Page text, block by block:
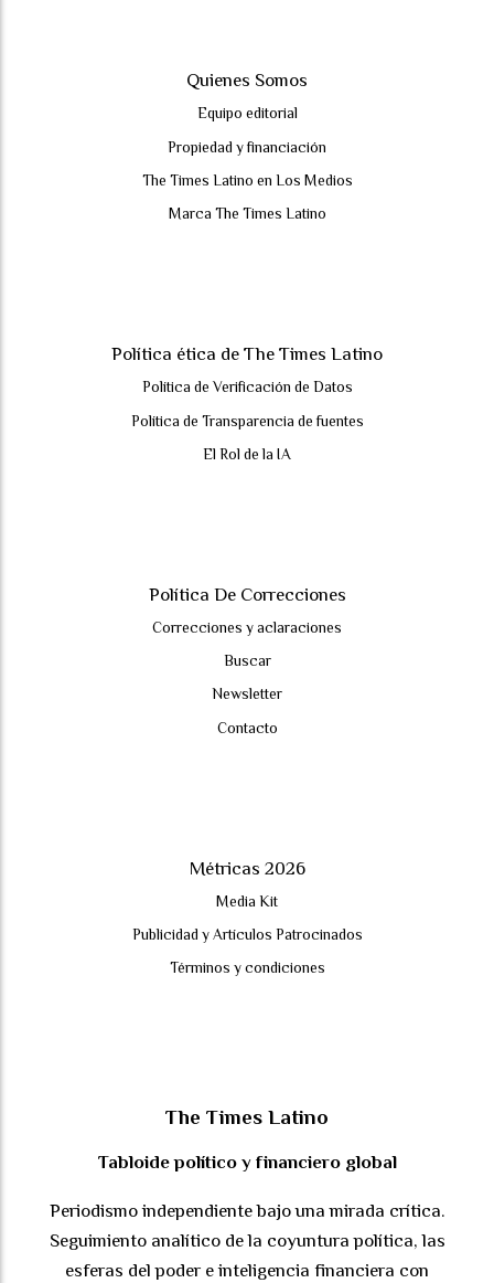
Quienes Somos
Equipo editorial
Propiedad y financiación
The Times Latino en Los Medios
Marca The Times Latino
Política ética de The Times Latino
Política de Verificación de Datos
Política de Transparencia de fuentes
El Rol de la IA
Política De Correcciones
Correcciones y aclaraciones
Buscar
Newsletter
Contacto
Métricas 2026
Media Kit
Publicidad y Artículos Patrocinados
Términos y condiciones
The Times Latino
Tabloide político y financiero global
Periodismo independiente bajo una mirada crítica.
Seguimiento analítico de la coyuntura política, las
esferas del poder e inteligencia financiera con